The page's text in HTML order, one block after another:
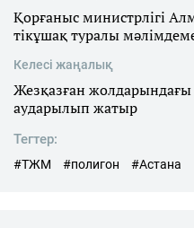
Қорғаныс министрлігі
тікұшақ туралы
Келесі жаңалық
Жезқазған
аударылып жатыр
Тегтер:
#ТЖМ #полигон #Астана